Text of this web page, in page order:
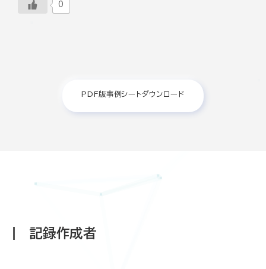
0
PDF版事例シートダウンロード
記録作成者